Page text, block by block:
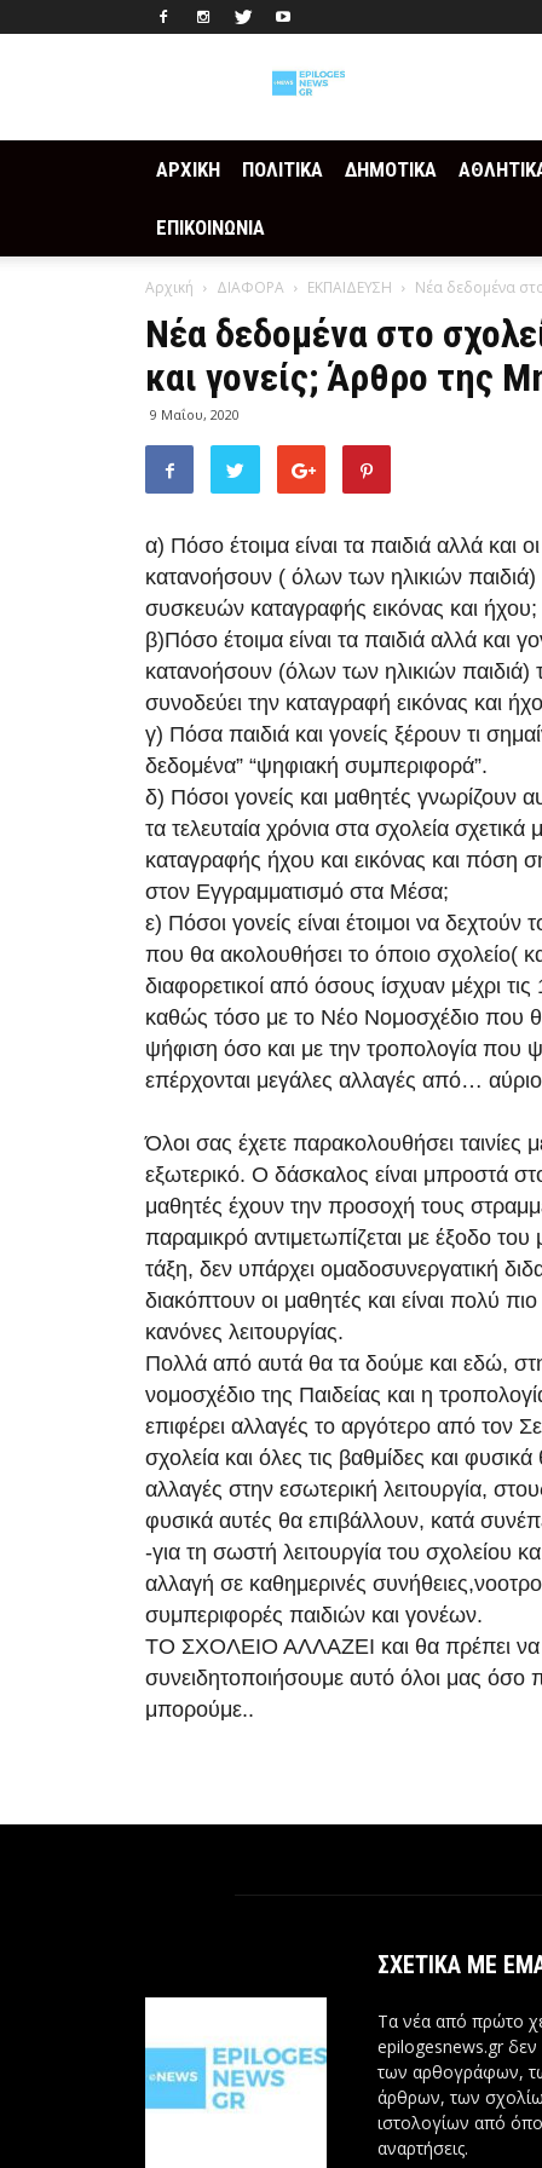
ΑΡΧΙΚΗ ΠΟΛΙΤΙΚΑ ΔΗΜΟΤΙΚΑ
ΕΠΙΚΟΙΝΩΝΙΑ
Αρχική ΔΙΑΦΟΡΑ ΕΚΠΑΙΔΕΥΣΗ Νέα δεδομένα
Νέα δεδομένα στο
και γονείς; Άρθρο της
9 Μαΐου, 2020
α) Πόσο έτοιμα είναι τα παιδιά αλλά και
κατανοήσουν ( όλων των ηλικιών παιδιά)
συσκευών καταγραφής εικόνας και ήχου;
β)Πόσο έτοιμα είναι τα παιδιά αλλά και
κατανοήσουν (όλων των ηλικιών
συνοδεύει την καταγραφή εικόνας και
γ) Πόσα παιδιά και γονείς ξέρουν τι
δεδομένα” “ψηφιακή συμπεριφορά”.
δ) Πόσοι γονείς και μαθητές γνωρίζουν
τα τελευταία χρόνια στα σχολεία
καταγραφής ήχου και εικόνας και πόση
στον Εγγραμματισμό στα Μέσα;
ε) Πόσοι γονείς είναι έτοιμοι να δεχτούν
που θα ακολουθήσει το όποιο σχολείο(
διαφορετικοί από όσους ίσχυαν μέχρι
καθώς τόσο με το Νέο Νομοσχέδιο που
ψήφιση όσο και με την τροπολογία που
επέρχονται μεγάλες αλλαγές από…
Όλοι σας έχετε παρακολουθήσει ταινίες
εξωτερικό. Ο δάσκαλος είναι μπροστά
μαθητές έχουν την προσοχή τους
παραμικρό αντιμετωπίζεται με έξοδο
τάξη, δεν υπάρχει ομαδοσυνεργατική
διακόπτουν οι μαθητές και είναι πολύ
κανόνες λειτουργίας.
Πολλά από αυτά θα τα δούμε και εδώ,
νομοσχέδιο της Παιδείας και η
επιφέρει αλλαγές το αργότερο από τον
σχολεία και όλες τις βαθμίδες και φυσικά
αλλαγές στην εσωτερική λειτουργία,
φυσικά αυτές θα επιβάλλουν, κατά
-για τη σωστή λειτουργία του σχολείου
αλλαγή σε καθημερινές
συμπεριφορές παιδιών και γονέων.
ΤΟ ΣΧΟΛΕΙΟ ΑΛΛΑΖΕΙ και θα πρέπει να
συνειδητοποιήσουμε αυτό όλοι μας όσο
μπορούμε..
ΣΧΕΤΙΚΆ ΜΕ
Τα νέα από πρώτο
epilogesnews.gr δεν
των αρθογράφων,
άρθρων, των
ιστολογίων από
αναρτήσεις.